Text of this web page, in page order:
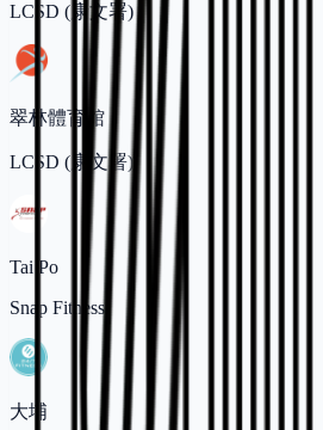
LCSD (康文署)
翠林體育館
LCSD (康文署)
Tai Po
Snap Fitness
大埔